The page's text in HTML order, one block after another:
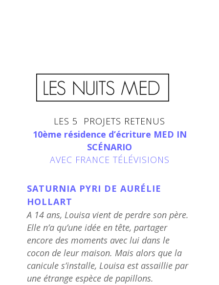
LES 5 PROJETS RETENUS
10ème résidence d’écriture MED IN
SCÉNARIO
AVEC FRANCE TÉLÉVISIONS
SATURNIA PYRI DE AURÉLIE
HOLLART
A 14 ans, Louisa vient de perdre son père.
Elle n’a qu’une idée en tête, partager
encore des moments avec lui dans le
cocon de leur maison. Mais alors que la
canicule s’installe, Louisa est assaillie par
une étrange espèce de papillons.